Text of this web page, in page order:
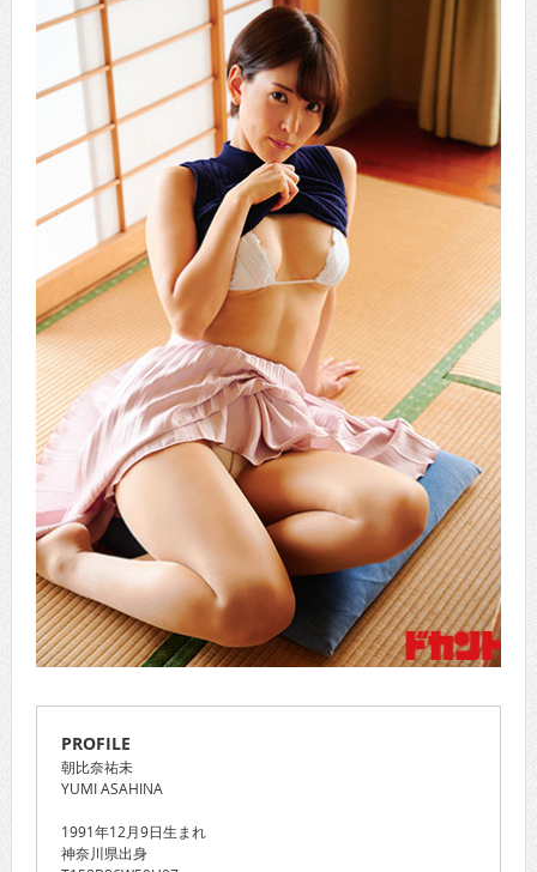
PROFILE
朝比奈祐未
YUMI ASAHINA
1991年12月9日生まれ
神奈川県出身